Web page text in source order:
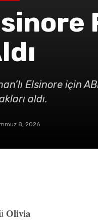
Elsinore için
aldı.
8, 2026
Olivia